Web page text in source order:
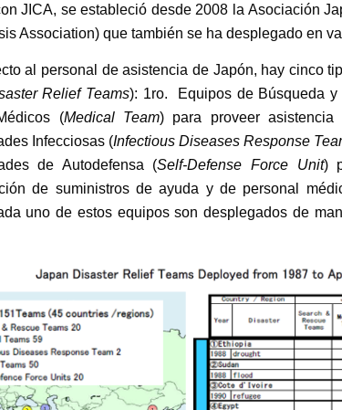
JICA, se estableció desde 2008 la Asociación
Association) que también se ha desplegado en
al personal de asistencia de Japón, hay cinco
Relief Teams): 1ro. Equipos de Búsqueda y
(Medical Team) para proveer
Infecciosas (Infectious Diseases Response
de Autodefensa (Self-Defense Force Unit)
de suministros de ayuda y de personal
uno de estos equipos son desplegados de